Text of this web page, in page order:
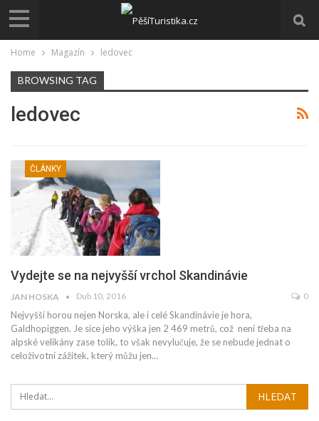
Home Magazín ledovec
BROWSING TAG
ledovec
ČLÁNKY
Vydejte se na nejvyšší vrchol Skandinávie
JAN HOSKA Dub 10, 2016 0
Nejvyšší horou nejen Norska, ale i celé Skandinávie je hora,
Galdhopiggen. Je sice jeho výška jen 2 469 metrů, což není třeba na
alpské velikány zase tolik, to však nevylučuje, že se nebude jednat o
celoživotní zážitek, který můžu jen…